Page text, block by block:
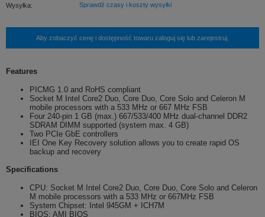
Wysyłka: Sprawdź czasy i koszty wysyłki
Aby zobaczyć cenę i dostępność towaru zaloguj się lub zarejestruj.
Features
PICMG 1.0 and RoHS compliant
Socket M Intel Core2 Duo, Core Duo, Core Solo and Celeron M
mobile processors with a 533 MHz or 667 MHz FSB
Four 240-pin 1 GB (max.) 667/533/400 MHz dual-channel DDR2
SDRAM DIMM supported (system max. 4 GB)
Two PCIe GbE controllers
IEI One Key Recovery solution allows you to create rapid OS
backup and recovery
Specifications
CPU: Socket M Intel Core2 Duo, Core Duo, Core Solo and Celeron
M mobile processors with a 533 MHz or 667MHz FSB
System Chipset: Intel 945GM + ICH7M
BIOS: AMI BIOS